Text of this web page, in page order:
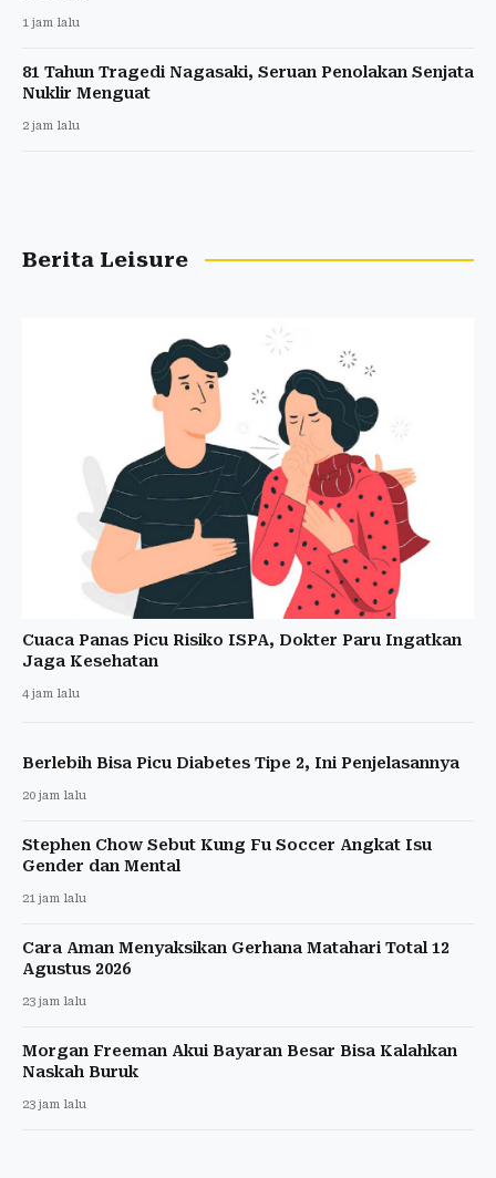
1 jam lalu
81 Tahun Tragedi Nagasaki, Seruan Penolakan Senjata
Nuklir Menguat
2 jam lalu
Berita Leisure
Cuaca Panas Picu Risiko ISPA, Dokter Paru Ingatkan
Jaga Kesehatan
4 jam lalu
Berlebih Bisa Picu Diabetes Tipe 2, Ini Penjelasannya
20 jam lalu
Stephen Chow Sebut Kung Fu Soccer Angkat Isu
Gender dan Mental
21 jam lalu
Cara Aman Menyaksikan Gerhana Matahari Total 12
Agustus 2026
23 jam lalu
Morgan Freeman Akui Bayaran Besar Bisa Kalahkan
Naskah Buruk
23 jam lalu